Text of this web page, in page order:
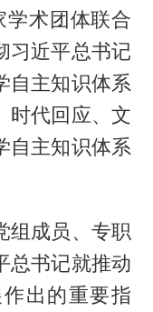
学术团体联合
习近平总书记
自主知识体系
时代回应、文
自主知识体系
组成员、专职
总书记就推动
出的重要指